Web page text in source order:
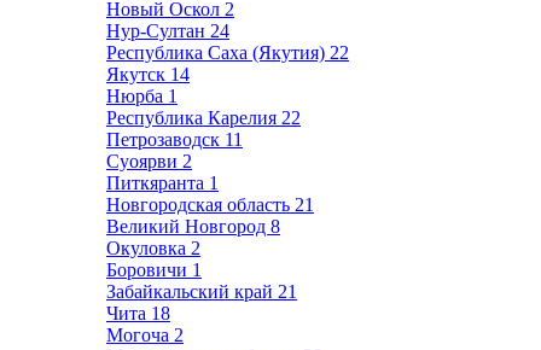
Новый Оскол 2
Нур-Султан 24
Республика Саха (Якутия) 22
Якутск 14
Нюрба 1
Республика Карелия 22
Петрозаводск 11
Суоярви 2
Питкяранта 1
Новгородская область 21
Великий Новгород 8
Окуловка 2
Боровичи 1
Забайкальский край 21
Чита 18
Могоча 2